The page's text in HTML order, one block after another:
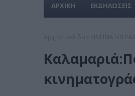
ΑΡΧΙΚΗ ΕΚΔΗΛΩΣΕΙΣ